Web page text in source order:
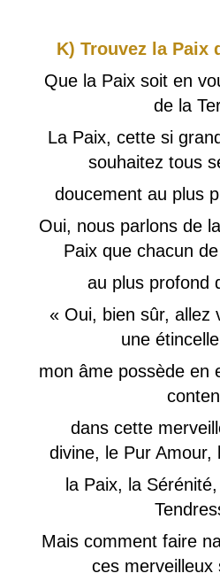
K) Trouvez la Paix
Que la Paix soit en
de la
La Paix, cette si
souhaitez tous
doucement au plus
Oui, nous parlons de
Paix que chacun
au plus profond
« Oui, bien sûr, allez
une
mon âme possède en
dans cette
divine, le Pur Amour,
la Paix, la
Mais comment faire
ces merveilleux